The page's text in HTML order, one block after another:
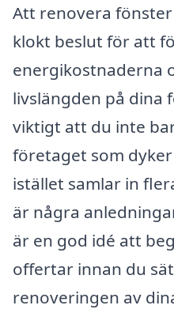
Att renovera
klokt beslut för att
energikostnaderna
livslängden på dina
viktigt att du inte
företaget som
istället samlar in
är några
är en god idé att
offertar innan du
renoveringen av